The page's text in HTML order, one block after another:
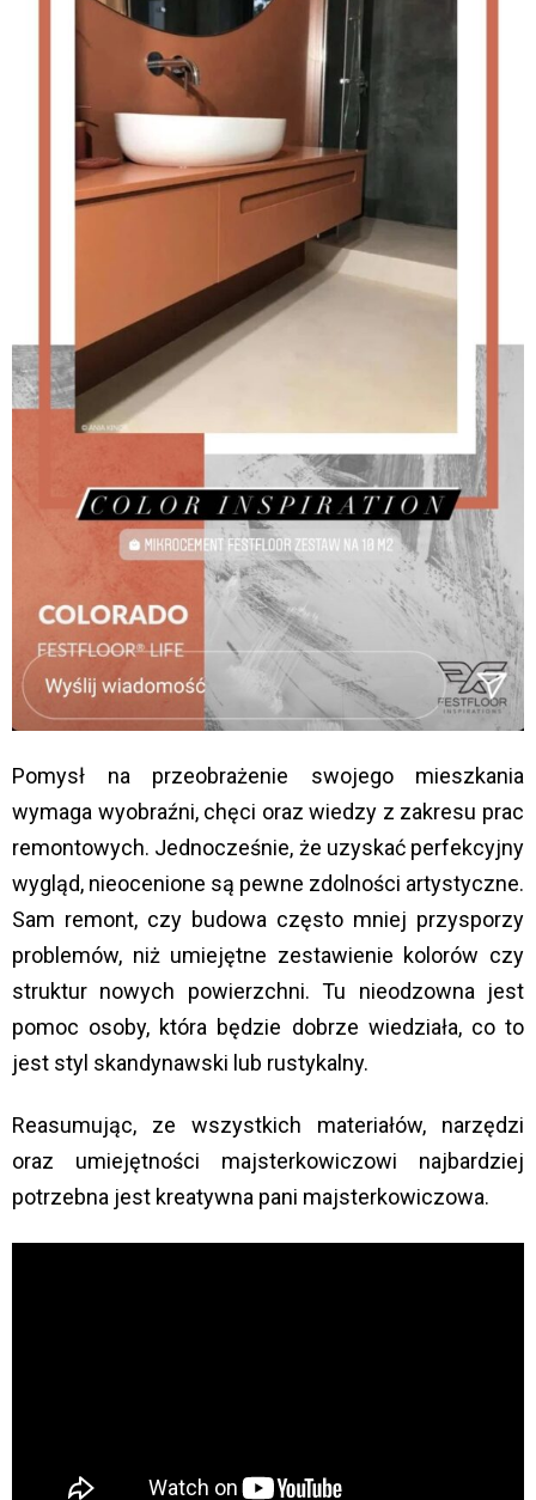
Pomysł na przeobrażenie swojego mieszkania
wymaga wyobraźni, chęci oraz wiedzy z zakresu prac
remontowych. Jednocześnie, że uzyskać perfekcyjny
wygląd, nieocenione są pewne zdolności artystyczne.
Sam remont, czy budowa często mniej przysporzy
problemów, niż umiejętne zestawienie kolorów czy
struktur nowych powierzchni. Tu nieodzowna jest
pomoc osoby, która będzie dobrze wiedziała, co to
jest styl skandynawski lub rustykalny.
Reasumując, ze wszystkich materiałów, narzędzi
oraz umiejętności majsterkowiczowi najbardziej
potrzebna jest kreatywna pani majsterkowiczowa.